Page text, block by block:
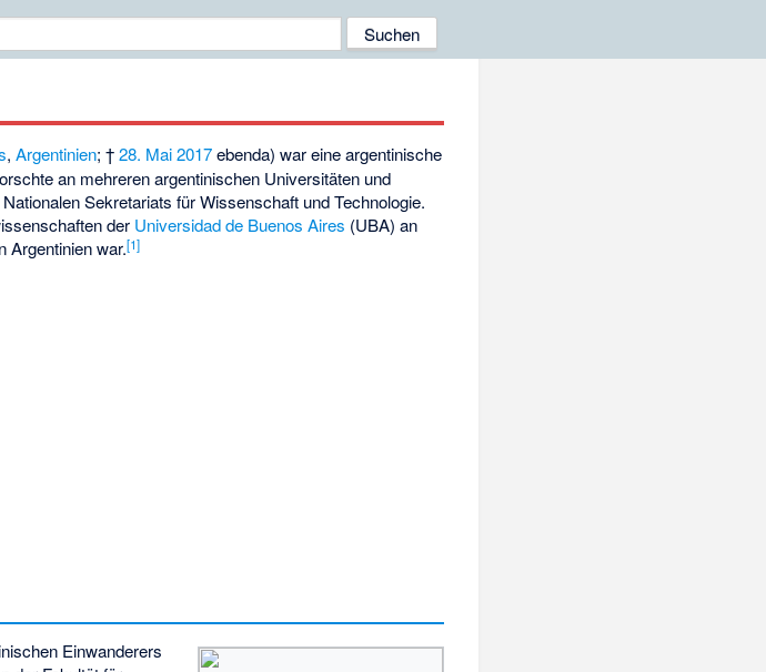
,Argentinien; †28. Mai 2017ebenda) war eine argentinische
an mehreren argentinischen Universitäten und
Sekretariats für Wissenschaft und Technologie.
der Universidad de Buenos Aires (UBA) an
Argentinien war.[1]
Einwanderers